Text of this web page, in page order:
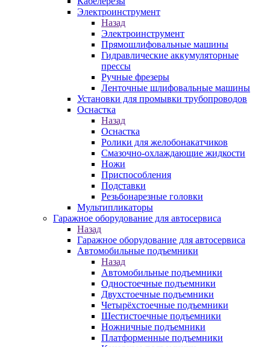
Электроинструмент
Назад
Электроинструмент
Прямошлифовальные машины
Гидравлические аккумуляторные
прессы
Ручные фрезеры
Ленточные шлифовальные машины
Установки для промывки трубопроводов
Оснастка
Назад
Оснастка
Ролики для желобонакатчиков
Смазочно-охлаждающие жидкости
Ножи
Приспособления
Подставки
Резьбонарезные головки
Мультипликаторы
Гаражное оборудование для автосервиса
Назад
Гаражное оборудование для автосервиса
Автомобильные подъемники
Назад
Автомобильные подъемники
Одностоечные подъемники
Двухстоечные подъемники
Четырёхстоечные подъемники
Шестистоечные подъемники
Ножничные подъемники
Платформенные подъемники